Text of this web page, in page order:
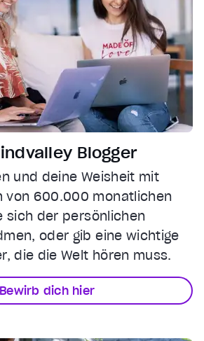
Blogger
und deine Weisheit mit
von 600.000 monatlichen
sich der persönlichen
oder gib eine wichtige
die die Welt hören muss.
Bewirb dich hier